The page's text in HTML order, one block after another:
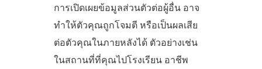
การเปิดเผยข้อมูลส่วนตัวต่อผู้อื่น อาจ
ทำให้ตัวคุณถูกโจมตี หรือเป็นผลเสีย
ต่อตัวคุณในภายหลังได้ ตัวอย่างเช่น
ในสถานที่ที่คุณไปโรงเรียน อาชีพ